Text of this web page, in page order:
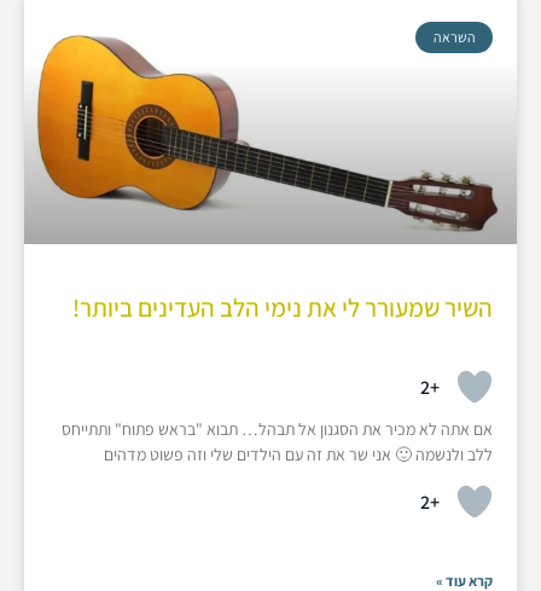
השראה
השיר שמעורר לי את נימי הלב העדינים ביותר!
+2
אם אתה לא מכיר את הסגנון אל תבהל… תבוא "בראש פתוח" ותתייחס
ללב ולנשמה 🙂 אני שר את זה עם הילדים שלי וזה פשוט מדהים
+2
קרא עוד »